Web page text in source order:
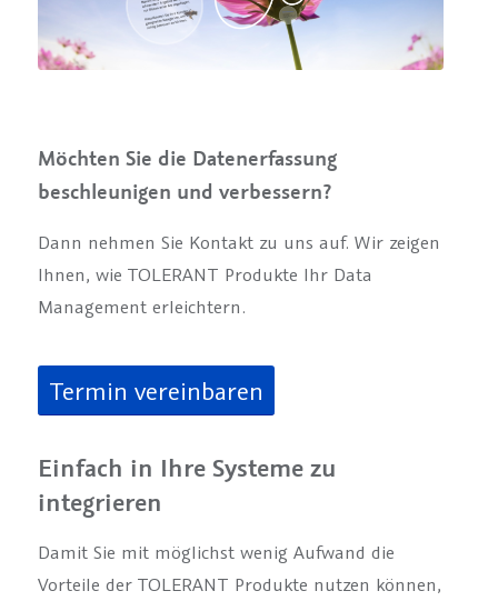
Möchten Sie die Datenerfassung
beschleunigen und verbessern?
Dann nehmen Sie Kontakt zu uns auf. Wir zeigen
Ihnen, wie TOLERANT Produkte Ihr Data
Management erleichtern.
Termin vereinbaren
Einfach in Ihre Systeme zu
integrieren
Damit Sie mit möglichst wenig Aufwand die
Vorteile der TOLERANT Produkte nutzen können,